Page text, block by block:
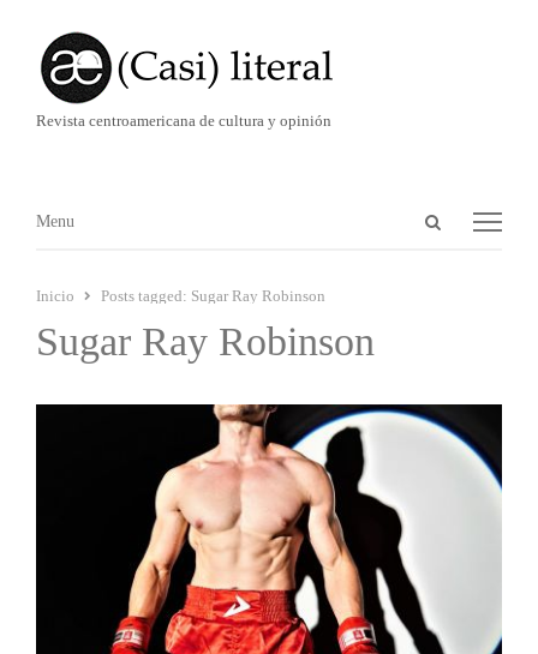
Revista centroamericana de cultura y opinión
Abrir
Menú
Menu
Inicio Posts tagged: Sugar Ray Robinson
Sugar Ray Robinson